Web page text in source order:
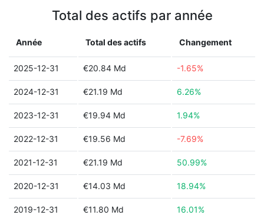
Total des actifs par année
Année Total des actifs Changement
2025-12-31 €20.84 Md -1.65%
2024-12-31 €21.19 Md 6.26%
2023-12-31 €19.94 Md 1.94%
2022-12-31 €19.56 Md -7.69%
2021-12-31 €21.19 Md 50.99%
2020-12-31 €14.03 Md 18.94%
2019-12-31 €11.80 Md 16.01%